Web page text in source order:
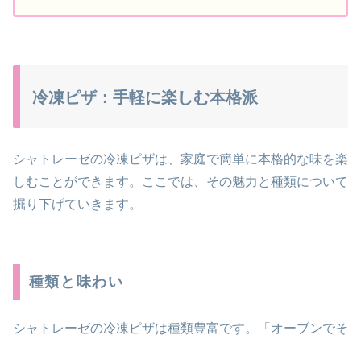
冷凍ピザ：手軽に楽しむ本格派
シャトレーゼの冷凍ピザは、家庭で簡単に本格的な味を楽
しむことができます。ここでは、その魅力と種類について
掘り下げていきます。
種類と味わい
シャトレーゼの冷凍ピザは種類豊富です。「オーブンでそ